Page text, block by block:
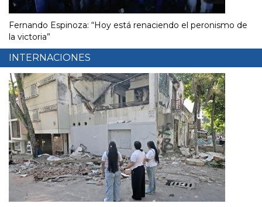
Fernando Espinoza: “Hoy está renaciendo el peronismo de
la victoria”
INTERNACIONES